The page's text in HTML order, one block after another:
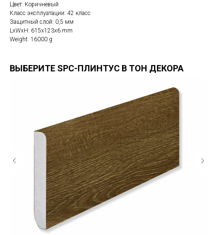
Цвет: Коричневый
Класс эксплуатации: 42 класс
Защитный слой: 0,5 мм
LxWxH: 615x123x6 mm
Weight: 16000 g
ВЫБЕРИТЕ SPC-ПЛИНТУС В ТОН ДЕКОРА